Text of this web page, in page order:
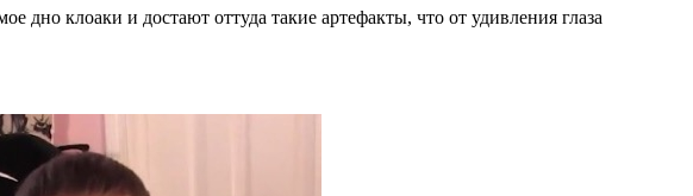
дно клоаки и достают оттуда такие артефакты, что от удивления глаза